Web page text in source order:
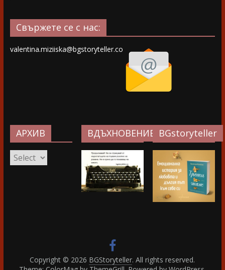
Свържете се с нас:
valentina.miziiska@bgstoryteller.co
АРХИВ
АРХИВ
ВДЪХНОВЕНИЕ…BGstoryteller
Copyright © 2026 BGStoryteller. All rights reserved.